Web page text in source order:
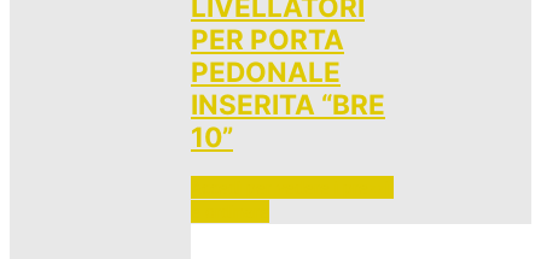
LIVELLATORI
PER PORTA
PEDONALE
INSERITA “BRE
10”